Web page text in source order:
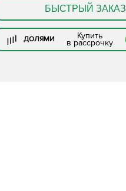
БЫСТРЫЙ ЗАКАЗ
ДОЛЯМИ Купить
в рассрочку